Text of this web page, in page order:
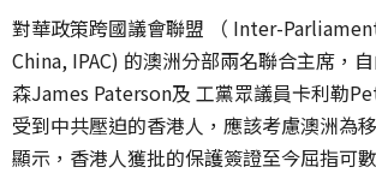
對華政策跨國議會聯盟 （ Inter-
China, IPAC) 的澳洲分部兩名聯合主席，
森James Paterson及 工黨眾議員卡利勒
受到中共壓迫的香港人，應該考慮澳洲為
顯示，香港人獲批的保護簽證至今屈指可